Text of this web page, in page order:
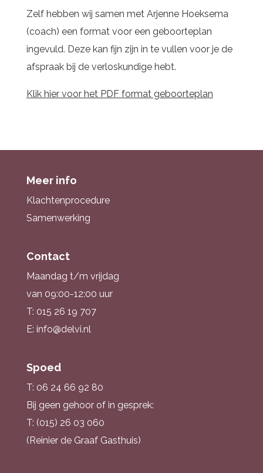
Zelf hebben wij samen met Arjenne Hoeksema
(coach) een format voor een geboorteplan
ingevuld. Deze kan fijn zijn in te vullen voor je de
afspraak bij de verloskundige hebt.
Klik hier voor het PDF format geboorteplan
Meer info
Klachtenprocedure
Samenwerking
Contact
Maandag t/m vrijdag
van 09:00-12:00 uur
T: 015 26 19 707
E: info@delvi.nl
Spoed
T: 06 24 66 92 80
Bij geen gehoor of in gesprek:
T: (015) 26 03 060
(Reinier de Graaf Gasthuis)